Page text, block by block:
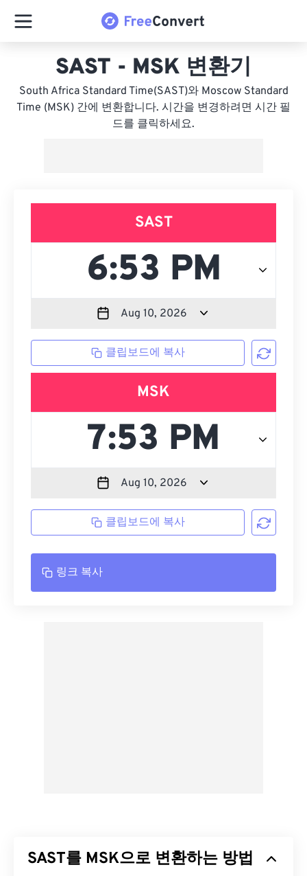
SAST - MSK 변환기
South Africa Standard Time(SAST)와 Moscow Standard
Time (MSK) 간에 변환합니다. 시간을 변경하려면 시간 필
드를 클릭하세요.
SAST
클립보드에 복사
MSK
클립보드에 복사
링크 복사
SAST를 MSK으로 변환하는 방법